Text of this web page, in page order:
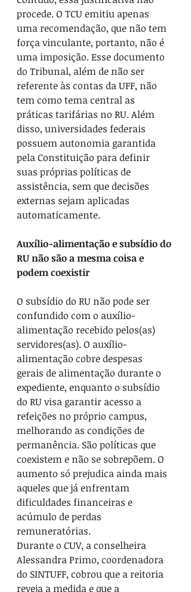
procede. O TCU emitiu apenas
uma recomendação, que não tem
força vinculante, portanto, não é
uma imposição. Esse documento
do Tribunal, além de não ser
referente às contas da UFF, não
tem como tema central as
práticas tarifárias no RU. Além
disso, universidades federais
possuem autonomia garantida
pela Constituição para definir
suas próprias políticas de
assistência, sem que decisões
externas sejam aplicadas
automaticamente.
Auxílio-alimentação e subsídio do
RU não são a mesma coisa e
podem coexistir
O subsídio do RU não pode ser
confundido com o auxílio-
alimentação recebido pelos(as)
servidores(as). O auxílio-
alimentação cobre despesas
gerais de alimentação durante o
expediente, enquanto o subsídio
do RU visa garantir acesso a
refeições no próprio campus,
melhorando as condições de
permanência. São políticas que
coexistem e não se sobrepõem. O
aumento só prejudica ainda mais
aqueles que já enfrentam
dificuldades financeiras e
acúmulo de perdas
remuneratórias.
Durante o CUV, a conselheira
Alessandra Primo, coordenadora
do SINTUFF, cobrou que a reitoria
reveja a medida e que a